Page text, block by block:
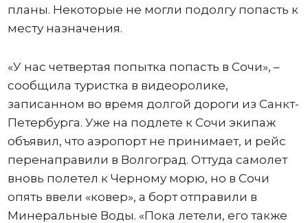
планы. Некоторые не могли подолгу попасть к
месту назначения.
«У нас четвертая попытка попасть в Сочи», –
сообщила туристка в видеоролике,
записанном во время долгой дороги из Санкт-
Петербурга. Уже на подлете к Сочи экипаж
объявил, что аэропорт не принимает, и рейс
перенаправили в Волгоград. Оттуда самолет
вновь полетел к Черному морю, но в Сочи
опять ввели «ковер», а борт отправили в
Минеральные Воды. «Пока летели, его также